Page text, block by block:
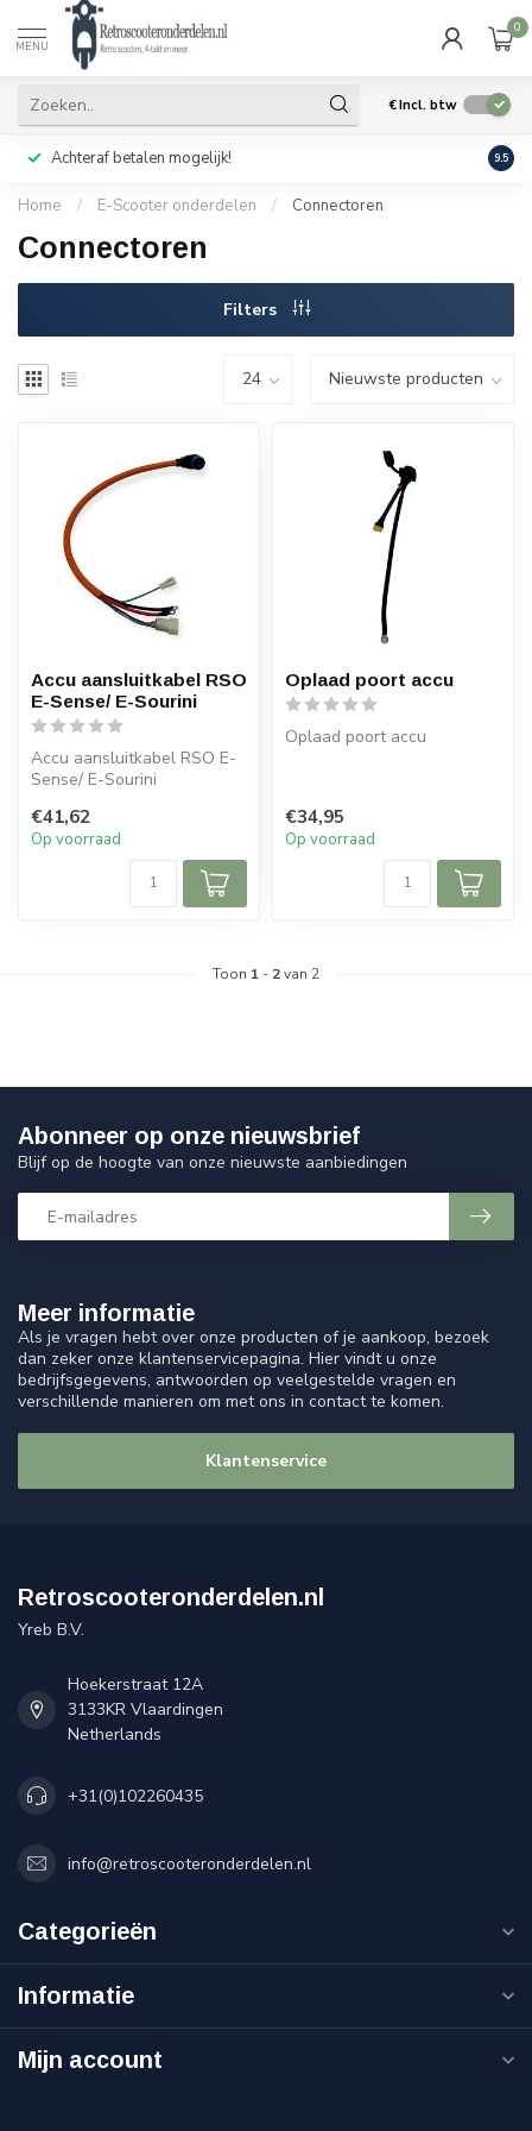
MENU
0
€Incl. btw
Achteraf betalen mogelijk! Geen
9.5
Home / E-Scooter onderdelen / Connectoren
Connectoren
Filters
Accu aansluitkabel RSO
E-Sense/ E-Sourini
Accu aansluitkabel RSO E-
Sense/ E-Sourini
€41,62
Op voorraad
Oplaad poort accu
Oplaad poort accu
€34,95
Op voorraad
Toon 1 - 2van 2
Meer informatie
Als je vragen hebt over onze producten of je aankoop, bezoek
dan zeker onze klantenservicepagina. Hier vindt u onze
bedrijfsgegevens, antwoorden op veelgestelde vragen en
verschillende manieren om met ons in contact te komen.
Klantenservice
Abonneer op onze nieuwsbrief
Blijf op de hoogte van onze nieuwste aanbiedingen
Retroscooteronderdelen.nl
Yreb B.V.
Hoekerstraat 12A
3133KR Vlaardingen
Netherlands
+31(0)102260435
info@retroscooteronderdelen.nl
Categorieën
Informatie
Mijn account